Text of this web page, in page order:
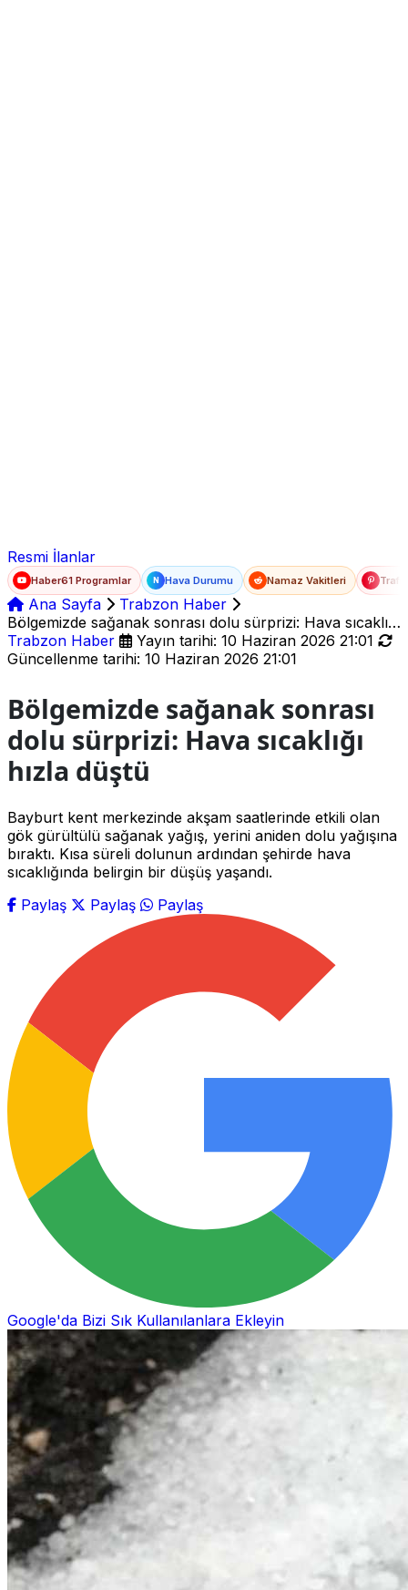
Resmi İlanlar
Haber61 Programlar N Hava Durumu Namaz Vakitleri
Ana Sayfa
Trabzon Haber
Bölgemizde sağanak sonrası dolu sürprizi: Hava sıcaklığı
hızla düştü
Trabzon Haber
Yayın tarihi: 10 Haziran 2026 21:01
Güncellenme tarihi: 10 Haziran 2026 21:01
Bölgemizde sağanak sonrası
dolu sürprizi: Hava sıcaklığı
hızla düştü
Bayburt kent merkezinde akşam saatlerinde etkili olan
gök gürültülü sağanak yağış, yerini aniden dolu yağışına
bıraktı. Kısa süreli dolunun ardından şehirde hava
sıcaklığında belirgin bir düşüş yaşandı.
Paylaş
Paylaş Paylaş
Google'da Bizi Sık Kullanılanlara Ekleyin